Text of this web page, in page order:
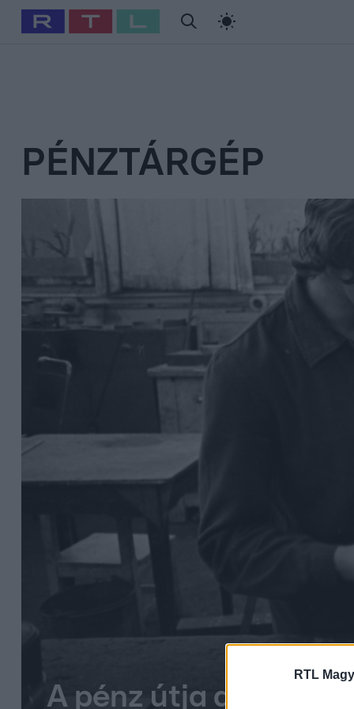
RTL
Babits Marcella Szellő István Most Wanted
PÉNZTÁRGÉP
A pénz útja a